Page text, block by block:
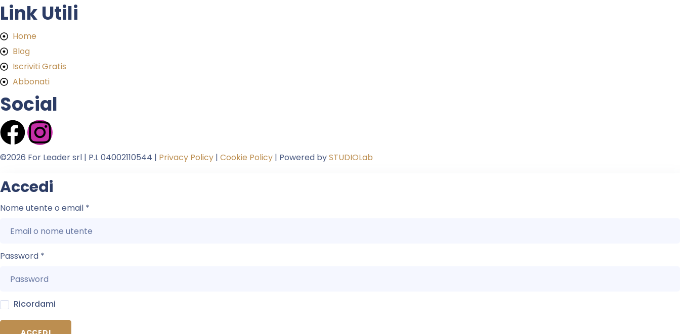
Link Utili
Home
Blog
Iscriviti Gratis
Abbonati
Social
©2026 For Leader srl | P.I. 04002110544 | Privacy Policy | Cookie Policy | Powered bySTUDIOLab
Accedi
Nome utente o email *
Password *
Ricordami